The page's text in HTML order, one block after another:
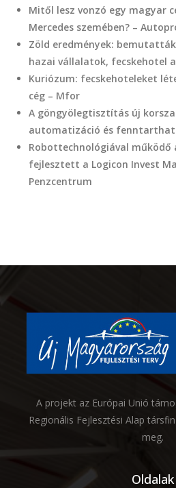
Mitől lesz vonzó egy magyar
Mercedes szemében? –
Zöld eredmények:
hazai vállalatok, fecskehotel
Kuriózum: fecskehoteleket
cég – Mfor
A göngyölegtisztítás új
automatizáció és
Robottechnológiával
fejlesztett a Logicon Invest
Penzcentrum
A projekt az Európai Unió
Regionális Fejlesztési Alap
meg.
Oldalak